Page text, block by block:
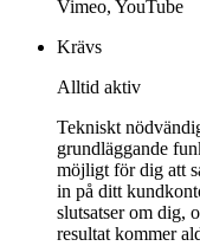
Vimeo, YouTube
Krävs
Alltid aktiv
Tekniskt
grundläggande
möjligt för dig att
in på ditt
slutsatser om dig,
resultat kommer